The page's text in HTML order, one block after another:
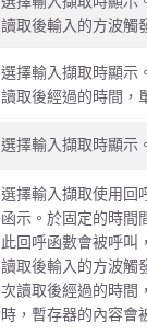
讀取後輸入的方波觸
選擇輸入擷取時顯示
讀取後經過的時間，
選擇輸入擷取時顯示
選擇輸入擷取使用回
函示。於固定的時間
此回呼函數會被呼叫
讀取後輸入的方波觸
次讀取後經過的時間
時，暫存器的內容會